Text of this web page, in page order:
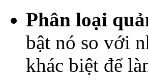
Phân loại
bật nó so với
khác biệt để